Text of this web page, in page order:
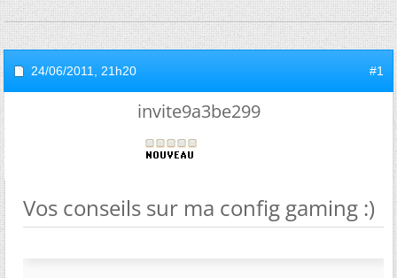
24/06/2011, 21h20 #1
invite9a3be299
Vos conseils sur ma config gaming :)